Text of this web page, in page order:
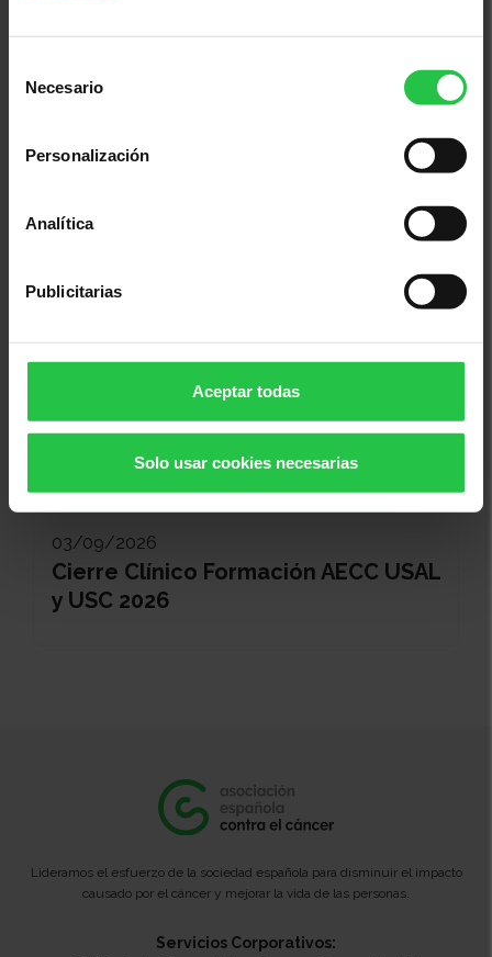
Necesario
Personalización
Analítica
Publicitarias
Aceptar todas
Solo usar cookies necesarias
Sopar Solidari Contra el Càncer -
03/09/2026
Cierre Clínico Formación AECC USAL
y USC 2026
Lideramos el esfuerzo de la sociedad española para disminuir el impacto
causado por el cáncer y mejorar la vida de las personas.
Servicios Corporativos: